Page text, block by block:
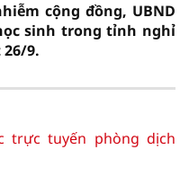
cộng đồng, UBND
sinh trong tỉnh nghỉ
9.
trực tuyến phòng dịch